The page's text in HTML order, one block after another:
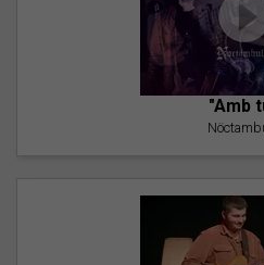
"Amb